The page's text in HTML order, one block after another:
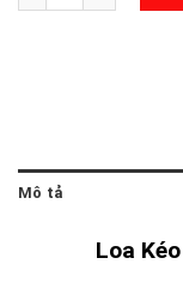
Mô tả
Loa